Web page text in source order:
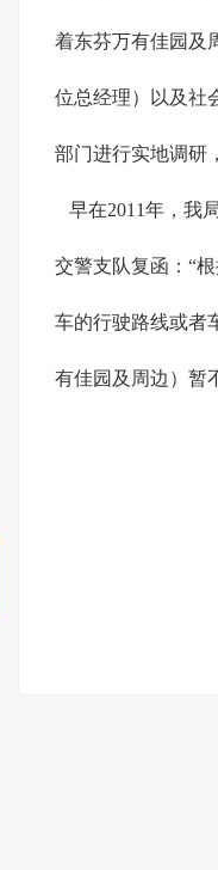
着东芬万有佳园及
位总经理）以及社
部门进行实地调研
早在2011年，我
交警支队复函：“
车的行驶路线或者
有佳园及周边）暂